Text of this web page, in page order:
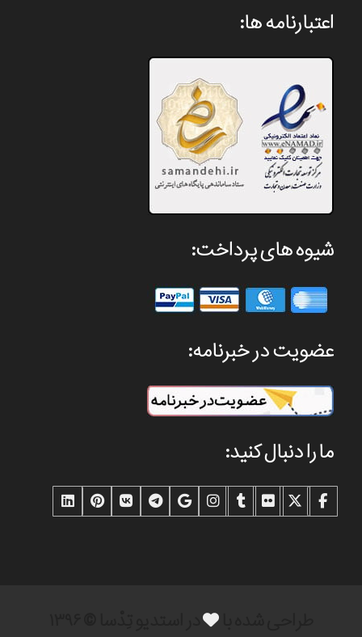
اعتبارنامه ها:
شیوه های پرداخت:
عضویت در خبرنامه:
ما را دنبال کنید:
طراحی شده با